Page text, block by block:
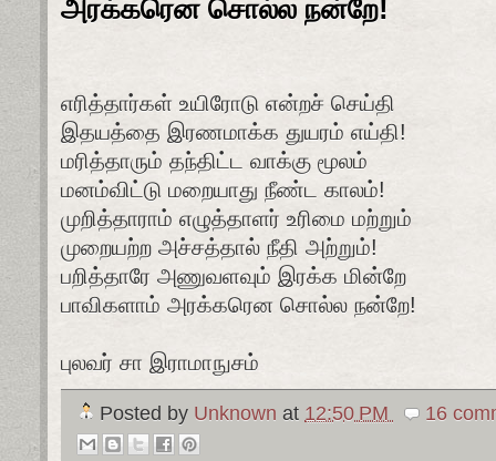
அரக்கரென சொல்ல நன்றே!
எரித்தார்கள் உயிரோடு என்றச் செய்தி
இதயத்தை இரணமாக்க துயரம் எய்தி!
மரித்தாரும் தந்திட்ட வாக்கு மூலம்
மனம்விட்டு மறையாது நீண்ட காலம்!
முறித்தாராம் எழுத்தாளர் உரிமை மற்றும்
முறையற்ற அச்சத்தால் நீதி அற்றும்!
பறித்தாரே அணுவளவும் இரக்க மின்றே
பாவிகளாம் அரக்கரென சொல்ல நன்றே!
புலவர் சா இராமாநுசம்
Posted by Unknown at 12:50 PM 16